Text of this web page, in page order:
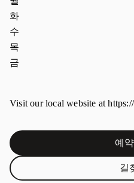
화
수
목
금
Visit our local website at
예
길